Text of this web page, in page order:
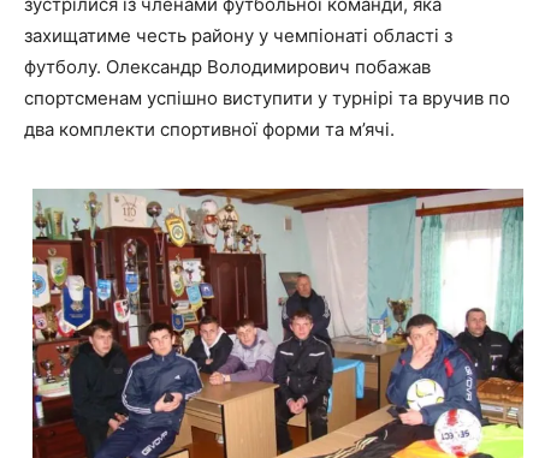
захищатиме честь району у чемпіонаті області з
футболу. Олександр Володимирович побажав
спортсменам успішно виступити у турнірі та вручив по
два комплекти спортивної форми та м’ячі.